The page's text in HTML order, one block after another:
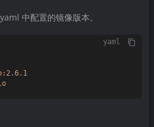
中配置的镜像版本。
yaml